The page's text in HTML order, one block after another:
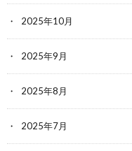
2025年10月
2025年9月
2025年8月
2025年7月